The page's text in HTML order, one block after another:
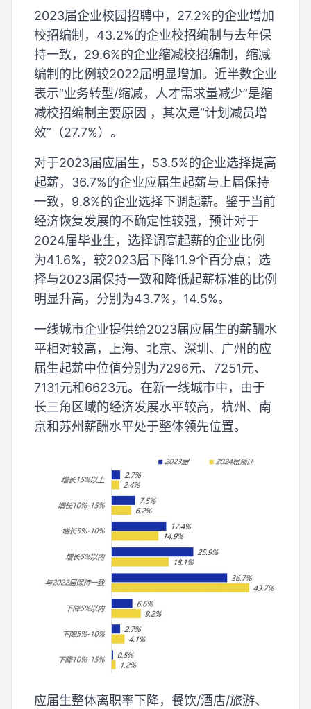
2023届企业校园招聘中，27.2%的企业增加
校招编制，43.2%的企业校招编制与去年保
持一致，29.6%的企业缩减校招编制，缩减
编制的比例较2022届明显增加。近半数企业
表示“业务转型/缩减，人才需求量减少”是缩
减校招编制主要原因 ，其次是“计划减员增
效”（27.7%）。
对于2023届应届生，53.5%的企业选择提高
起薪，36.7%的企业应届生起薪与上届保持
一致，9.8%的企业选择下调起薪。鉴于当前
经济恢复发展的不确定性较强，预计对于
2024届毕业生，选择调高起薪的企业比例
为41.6%，较2023届下降11.9个百分点；选
择与2023届保持一致和降低起薪标准的比例
明显升高，分别为43.7%，14.5%。
一线城市企业提供给2023届应届生的薪酬水
平相对较高，上海、北京、深圳、广州的应
届生起薪中位值分别为7296元、7251元、
7131元和6623元。在新一线城市中，由于
长三角区域的经济发展水平较高，杭州、南
京和苏州薪酬水平处于整体领先位置。
应届生整体离职率下降，餐饮/酒店/旅游、